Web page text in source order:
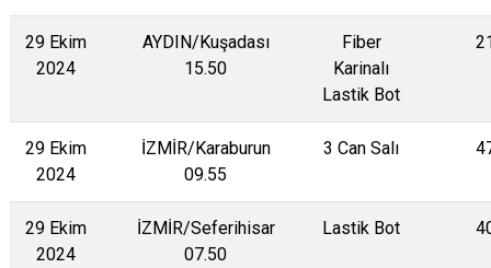
29 Ekim
2024
AYDIN/Kuşadası
15.50
Fiber
Karinalı
Lastik Bot
29 Ekim
2024
İZMİR/Karaburun
09.55
3 Can Salı
29 Ekim
2024
İZMİR/Seferihisar
07.50
Lastik Bot